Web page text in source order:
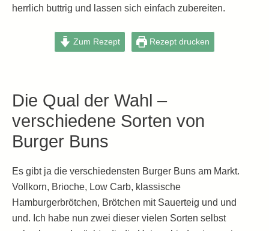
herrlich buttrig und lassen sich einfach zubereiten.
Zum Rezept Rezept drucken
Die Qual der Wahl –
verschiedene Sorten von
Burger Buns
Es gibt ja die verschiedensten Burger Buns am Markt.
Vollkorn, Brioche, Low Carb, klassische
Hamburgerbrötchen, Brötchen mit Sauerteig und und
und. Ich habe nun zwei dieser vielen Sorten selbst